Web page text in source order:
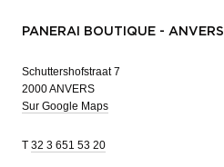
PANERAI BOUTIQUE - ANVERS
Schuttershofstraat 7
2000 ANVERS
Sur Google Maps
T 32 3 651 53 20